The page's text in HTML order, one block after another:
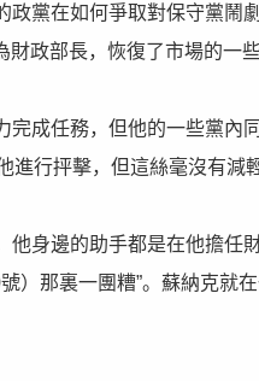
黨在如何爭取對保守黨鬧
政部長，恢復了市場的一
成任務，但他的一些黨內
行抨擊，但這絲毫沒有減
身邊的助手都是在他擔任
）那裏一團糟”。蘇納克就